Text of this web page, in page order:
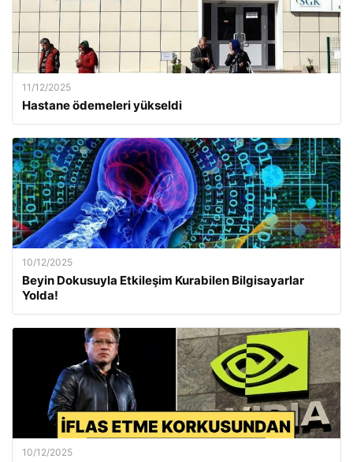
11/12/2025
Hastane ödemeleri yükseldi
10/12/2025
Beyin Dokusuyla Etkileşim Kurabilen Bilgisayarlar
Yolda!
10/12/2025